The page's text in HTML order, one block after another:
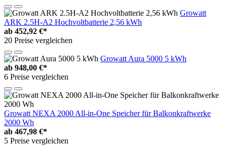
Growatt
ARK 2.5H-A2 Hochvoltbatterie 2,56 kWh
ab 452,92 €*
20 Preise vergleichen
Growatt Aura 5000 5 kWh
ab 948,00 €*
6 Preise vergleichen
Growatt NEXA 2000 All-in-One Speicher für Balkonkraftwerke
2000 Wh
ab 467,98 €*
5 Preise vergleichen